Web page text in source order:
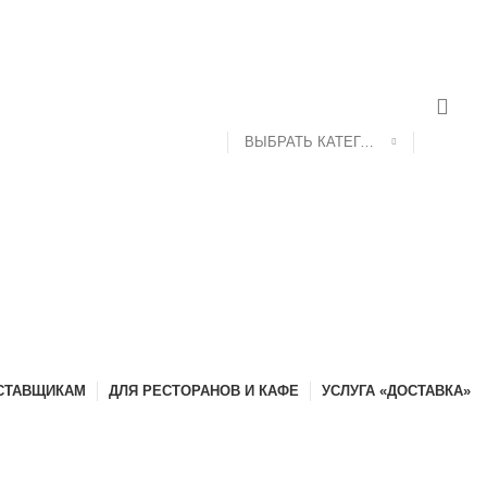
ВЫБРАТЬ КАТЕГОРИЮ
ДЛЯ РЕСТОРАНОВ И КАФЕ УСЛУГА «ДОСТАВКА»